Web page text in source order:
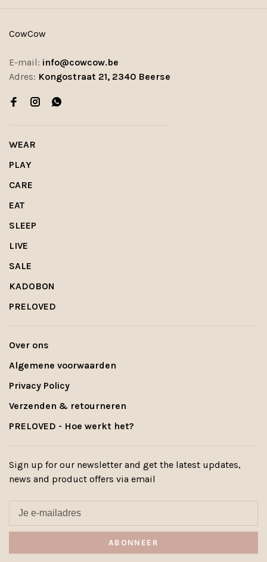
CowCow
E-mail: info@cowcow.be
Adres: Kongostraat 21, 2340 Beerse
WEAR
PLAY
CARE
EAT
SLEEP
LIVE
SALE
KADOBON
PRELOVED
Over ons
Algemene voorwaarden
Privacy Policy
Verzenden & retourneren
PRELOVED - Hoe werkt het?
Sign up for our newsletter and get the latest updates,
news and product offers via email
ABONNEER